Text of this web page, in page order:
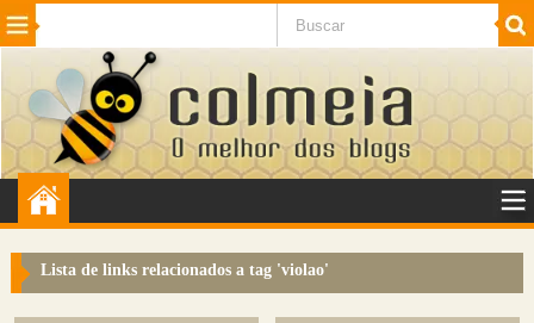
Beleza Cinema e TV
Internet Jogos NotÃ­cias SaÃºde
VeÃ­culos Adulto
Sugerir Link
Lista de links relacionados a tag 'violao'